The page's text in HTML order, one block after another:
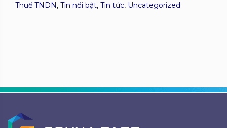
Thuế TNDN, Tin nổi bật, Tin tức, Uncategorized